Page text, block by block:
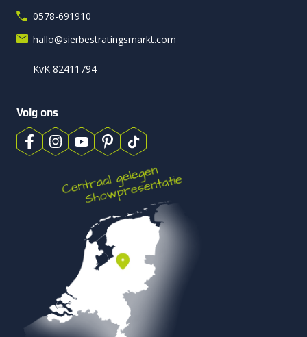
0578-691910
hallo@sierbestratingsmarkt.com
KvK 82411794
Volg ons